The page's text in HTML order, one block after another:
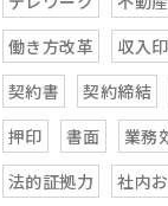
働き方改革
収入
契約書
契約締結
押印
書面 業務
法的証拠力
社内